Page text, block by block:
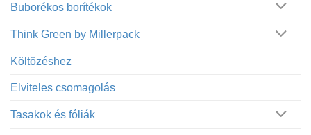
Buborékos borítékok
Think Green by Millerpack
Költözéshez
Elviteles csomagolás
Tasakok és fóliák